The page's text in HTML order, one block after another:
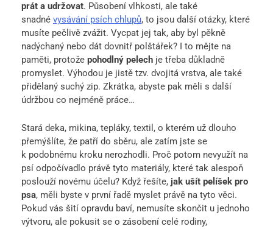
prát a udržovat. Působení vlhkosti, ale také
snadné vysávání psích chlupů, to jsou další otázky, které
musíte pečlivě zvážit. Vycpat jej tak, aby byl pěkně
nadýchaný nebo dát dovnitř polštářek? I to mějte na
paměti, protože pohodlný pelech je třeba důkladně
promyslet. Výhodou je jistě tzv. dvojitá vrstva, ale také
přidělaný suchý zip. Zkrátka, abyste pak měli s další
údržbou co nejméně práce…
Stará deka, mikina, tepláky, textil, o kterém už dlouho
přemýšlíte, že patří do sběru, ale zatím jste se
k podobnému kroku nerozhodli. Proč potom nevyužít na
psí odpočívadlo právě tyto materiály, které tak alespoň
poslouží novému účelu? Když řešíte, jak ušít pelíšek pro
psa, měli byste v první řadě myslet právě na tyto věci.
Pokud vás šití opravdu baví, nemusíte skončit u jednoho
výtvoru, ale pokusit se o zásobení celé rodiny,